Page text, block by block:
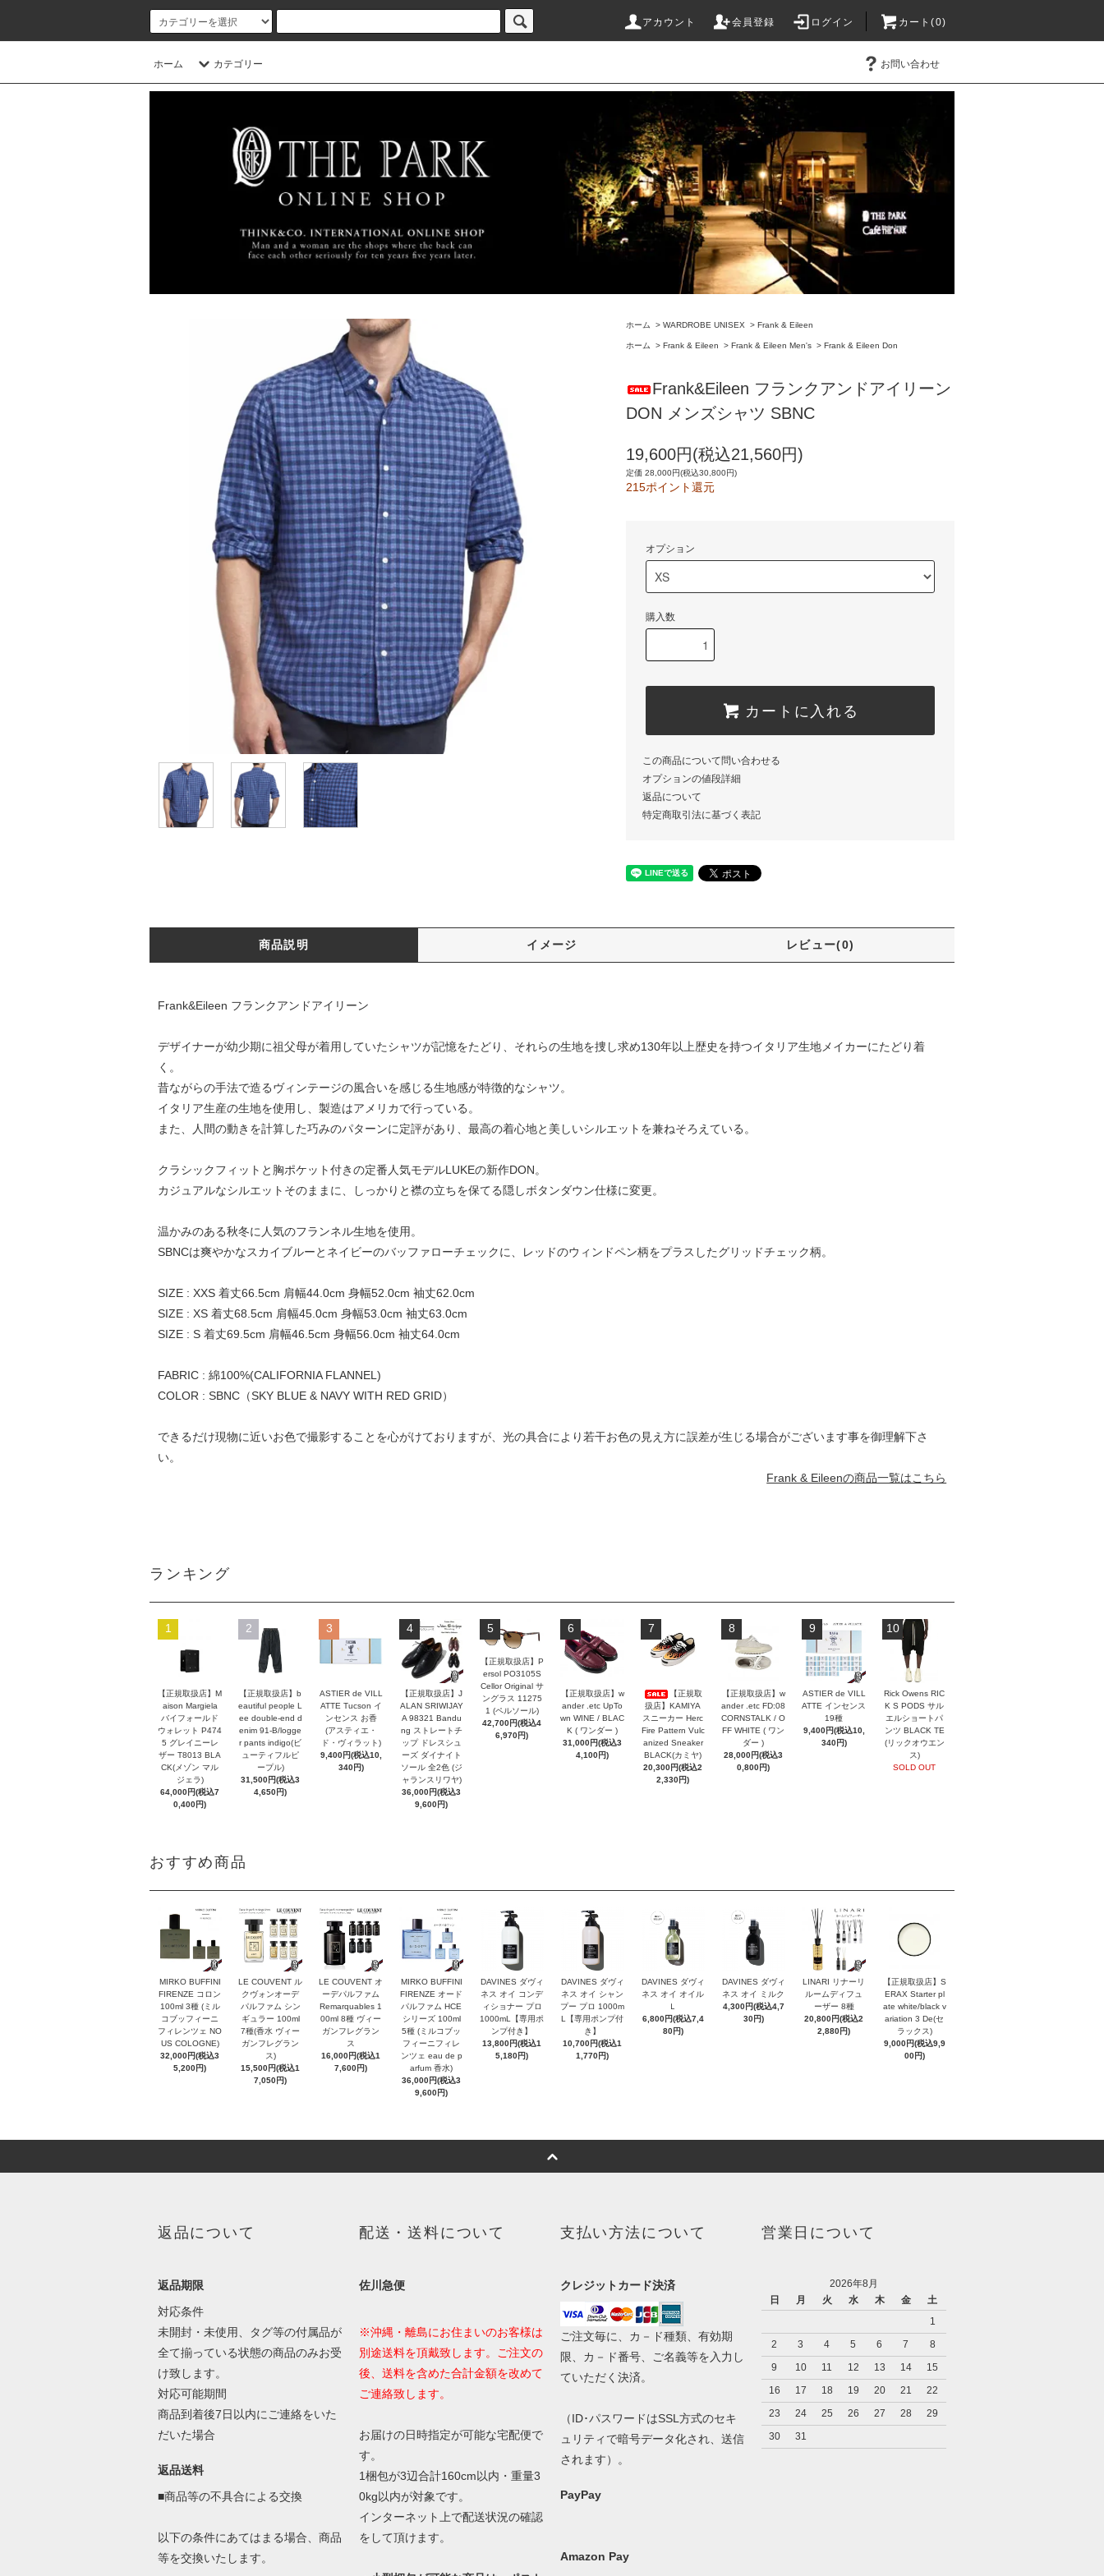
アカウント 会員登録 ログイン カート(0)
ホーム カテゴリー お問い合わせ
ホーム > WARDROBE UNISEX > Frank & Eileen
ホーム > Frank & Eileen > Frank & Eileen Men's > Frank & Eileen Don
Frank&Eileen フランクアンドアイリーン
DON メンズシャツ SBNC
19,600円(税込21,560円)
定価 28,000円(税込30,800円)
215ポイント還元
オプション
購入数
カートに入れる
この商品について問い合わせる
オプションの値段詳細
返品について
特定商取引法に基づく表記
商品説明 イメージ レビュー(0)
Frank&Eileen フランクアンドアイリーン
デザイナーが幼少期に祖父母が着用していたシャツが記憶をたどり、それらの生地を捜し求め130年以上歴史を持つイタリア生地メイカーにたどり着
く。
昔ながらの手法で造るヴィンテージの風合いを感じる生地感が特徴的なシャツ。
イタリア生産の生地を使用し、製造はアメリカで行っている。
また、人間の動きを計算した巧みのパターンに定評があり、最高の着心地と美しいシルエットを兼ねそろえている。
クラシックフィットと胸ポケット付きの定番人気モデルLUKEの新作DON。
カジュアルなシルエットそのままに、しっかりと襟の立ちを保てる隠しボタンダウン仕様に変更。
温かみのある秋冬に人気のフランネル生地を使用。
SBNCは爽やかなスカイブルーとネイビーのバッファローチェックに、レッドのウィンドペン柄をプラスしたグリッドチェック柄。
SIZE : XXS 着丈66.5cm 肩幅44.0cm 身幅52.0cm 袖丈62.0cm
SIZE : XS 着丈68.5cm 肩幅45.0cm 身幅53.0cm 袖丈63.0cm
SIZE : S 着丈69.5cm 肩幅46.5cm 身幅56.0cm 袖丈64.0cm
FABRIC : 綿100%(CALIFORNIA FLANNEL)
COLOR : SBNC（SKY BLUE & NAVY WITH RED GRID）
できるだけ現物に近いお色で撮影することを心がけておりますが、光の具合により若干お色の見え方に誤差が生じる場合がございます事を御理解下さ
い。
Frank & Eileenの商品一覧はこちら
ランキング
1
【正規取扱店】M
aison Margiela
バイフォールド
ウォレット P474
5 グレイニーレ
ザー T8013 BLA
CK(メゾン マル
ジェラ)
64,000円(税込7
0,400円)
2
【正規取扱店】b
eautiful people L
ee double-end d
enim 91-B/logge
r pants indigo(ビ
ューティフルピ
ープル)
31,500円(税込3
4,650円)
3
ASTIER de VILL
ATTE Tucson イ
ンセンス お香
(アスティエ・
ド・ヴィラット)
9,400円(税込10,
340円)
4
【正規取扱店】J
ALAN SRIWIJAY
A 98321 Bandu
ng ストレートチ
ップ ドレスシュ
ーズ ダイナイト
ソール 全2色 (ジ
ャランスリワヤ)
36,000円(税込3
9,600円)
5
【正規取扱店】P
ersol PO3105S
Cellor Original サ
ングラス 11275
1 (ペルソール)
42,700円(税込4
6,970円)
6
【正規取扱店】w
ander .etc UpTo
wn WINE / BLAC
K ( ワンダー )
31,000円(税込3
4,100円)
7
【正規取
扱店】KAMIYA
スニーカー Herc
Fire Pattern Vulc
anized Sneaker
BLACK(カミヤ)
20,300円(税込2
2,330円)
8
【正規取扱店】w
ander .etc FD:08
CORNSTALK / O
FF WHITE ( ワン
ダー )
28,000円(税込3
0,800円)
9
ASTIER de VILL
ATTE インセンス
19種
9,400円(税込10,
340円)
10
Rick Owens RIC
K S PODS サル
エルショートパ
ンツ BLACK TE
(リックオウエン
ス)
SOLD OUT
おすすめ商品
MIRKO BUFFINI
FIRENZE コロン
100ml 3種 (ミル
コブッフィーニ
フィレンツェ NO
US COLOGNE)
32,000円(税込3
5,200円)
LE COUVENT ル
クヴォンオーデ
パルファム シン
ギュラー 100ml
7種(香水 ヴィー
ガンフレグラン
ス)
15,500円(税込1
7,050円)
LE COUVENT オ
ーデパルファム
Remarquables 1
00ml 8種 ヴィー
ガンフレグラン
ス
16,000円(税込1
7,600円)
MIRKO BUFFINI
FIRENZE オード
パルファム HCE
シリーズ 100ml
5種 (ミルコブッ
フィーニフィレ
ンツェ eau de p
arfum 香水)
36,000円(税込3
9,600円)
DAVINES ダヴィ
ネス オイ コンデ
ィショナー プロ
1000mL【専用ポ
ンプ付き】
13,800円(税込1
5,180円)
DAVINES ダヴィ
ネス オイ シャン
プー プロ 1000m
L【専用ポンプ付
き】
10,700円(税込1
1,770円)
DAVINES ダヴィ
ネス オイ オイル
Ｌ
6,800円(税込7,4
80円)
DAVINES ダヴィ
ネス オイ ミルク
4,300円(税込4,7
30円)
LINARI リナーリ
ルームディフュ
ーザー 8種
20,800円(税込2
2,880円)
【正規取扱店】S
ERAX Starter pl
ate white/black v
ariation 3 De(セ
ラックス)
9,000円(税込9,9
00円)
返品について
返品期限
対応条件
未開封・未使用、タグ等の付属品が
全て揃っている状態の商品のみお受
け致します。
対応可能期間
商品到着後7日以内にご連絡をいた
だいた場合
返品送料
■商品等の不具合による交換
以下の条件にあてはまる場合、商品
等を交換いたします。
配送・送料について
佐川急便
※沖縄・離島にお住まいのお客様は
別途送料を頂戴致します。ご注文の
後、送料を含めた合計金額を改めて
ご連絡致します。
お届けの日時指定が可能な宅配便で
す。
1梱包が3辺合計160cm以内・重量3
0kg以内が対象です。
インターネット上で配送状況の確認
をして頂けます。
支払い方法について
クレジットカード決済
ご注文毎に、カ－ド種類、有効期
限、カ－ド番号、ご名義等を入力し
ていただく決済。
（ID･パスワードはSSL方式のセキ
ュリティで暗号データ化され、送信
されます）。
PayPay
Amazon Pay
営業日について
2026年8月
日
月 火 水 木 金
土
1
2
3 4 5 6 7
8
9
10 11 12 13 14
15
16
17 18 19 20 21
22
23
24 25 26 27 28
29
30
31